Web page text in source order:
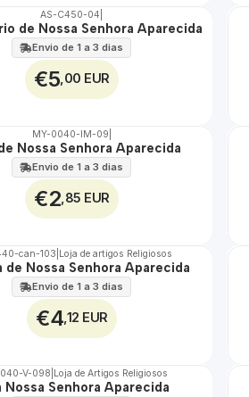
AS-C450-04
de Nossa Senhora Aparecida
Envio de 1 a 3 dias
€5 ,00 EUR
MY-0040-IM-09
Nossa Senhora Aparecida
Envio de 1 a 3 dias
€2 ,85 EUR
can-103 Loja de artigos Religiosos
de Nossa Senhora Aparecida
Envio de 1 a 3 dias
€4 ,12 EUR
V-098 Loja de Artigos Religiosos
Nossa Senhora Aparecida